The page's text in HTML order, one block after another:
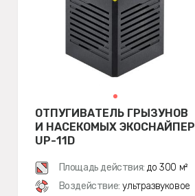
ОТПУГИВАТЕЛЬ ГРЫЗУНОВ
И НАСЕКОМЫХ ЭКОСНАЙПЕР
UP-11D
Площадь действия: до 300 м²
Воздействие: ультразвуковое